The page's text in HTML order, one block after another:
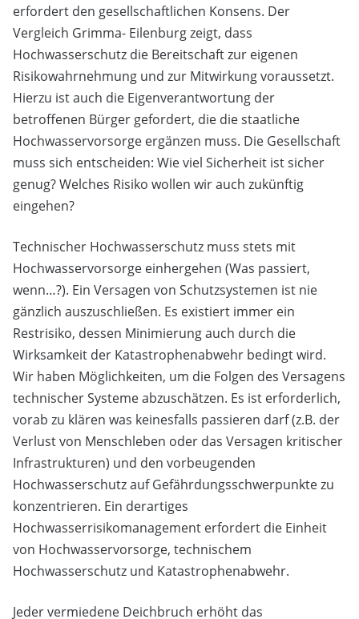
erfordert den gesellschaftlichen Konsens. Der
Vergleich Grimma- Eilenburg zeigt, dass
Hochwasserschutz die Bereitschaft zur eigenen
Risikowahrnehmung und zur Mitwirkung voraussetzt.
Hierzu ist auch die Eigenverantwortung der
betroffenen Bürger gefordert, die die staatliche
Hochwasservorsorge ergänzen muss. Die Gesellschaft
muss sich entscheiden: Wie viel Sicherheit ist sicher
genug? Welches Risiko wollen wir auch zukünftig
eingehen?
Technischer Hochwasserschutz muss stets mit
Hochwasservorsorge einhergehen (Was passiert,
wenn…?). Ein Versagen von Schutzsystemen ist nie
gänzlich auszuschließen. Es existiert immer ein
Restrisiko, dessen Minimierung auch durch die
Wirksamkeit der Katastrophenabwehr bedingt wird.
Wir haben Möglichkeiten, um die Folgen des Versagens
technischer Systeme abzuschätzen. Es ist erforderlich,
vorab zu klären was keinesfalls passieren darf (z.B. der
Verlust von Menschleben oder das Versagen kritischer
Infrastrukturen) und den vorbeugenden
Hochwasserschutz auf Gefährdungsschwerpunkte zu
konzentrieren. Ein derartiges
Hochwasserrisikomanagement erfordert die Einheit
von Hochwasservorsorge, technischem
Hochwasserschutz und Katastrophenabwehr.
Jeder vermiedene Deichbruch erhöht das